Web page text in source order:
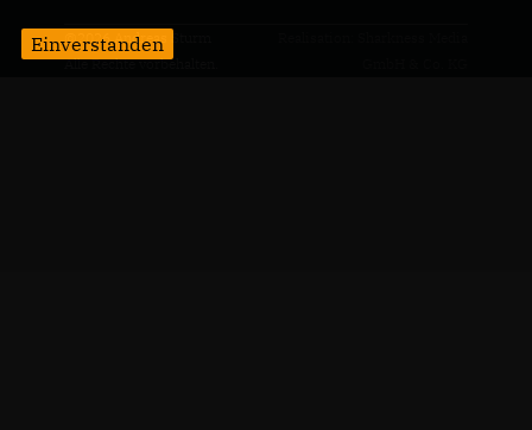
@2026 Andreas Sturm
Alle Rechte vorbehalten.
Einverstanden